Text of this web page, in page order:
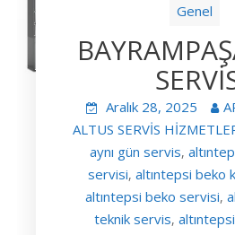
Genel
Aralık 28, 2025
ALTUS SERVİS
aynı gün servis,
servisi, altıntepsi beko
altıntepsi beko servisi,
teknik servis,